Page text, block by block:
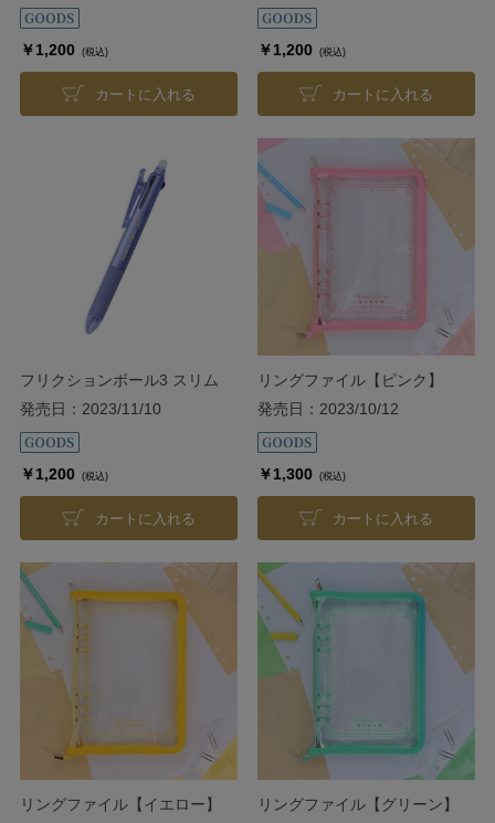
￥1,200 (税込)
カートに入れる
￥1,200 (税込)
カートに入れる
フリクションボール3 スリム
【パープル】
発売日：2023/11/10
￥1,200 (税込)
カートに入れる
リングファイル【ピンク】
発売日：2023/10/12
￥1,300 (税込)
カートに入れる
リングファイル【イエロー】
リングファイル【グリーン】